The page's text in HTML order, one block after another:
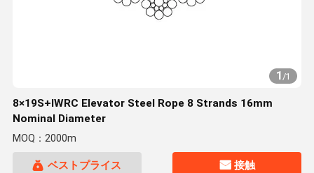
1/1
8×19S+IWRC Elevator Steel Rope 8 Strands 16mm
Nominal Diameter
MOQ：2000m
ベストプライス 接触